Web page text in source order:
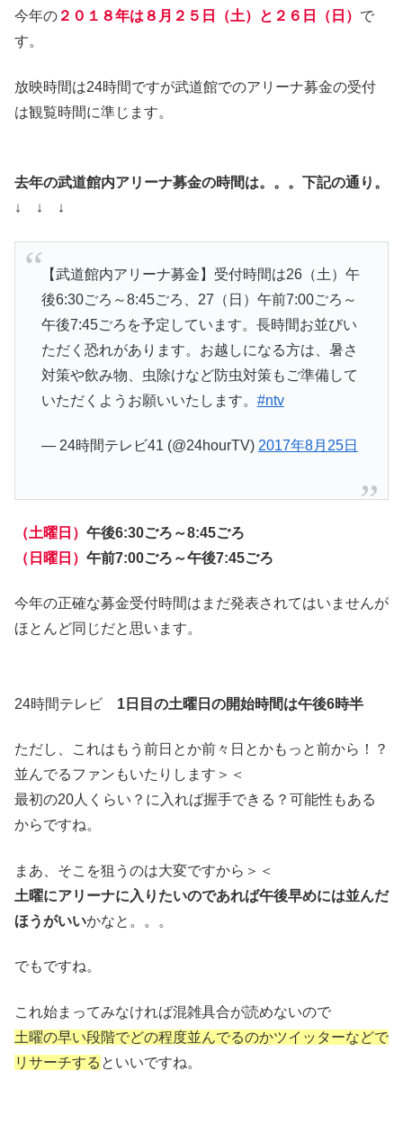
今年の ２０１８年は８月２５日（土）と２６日（日） で
す。
放映時間は24時間ですが武道館でのアリーナ募金の受付
は観覧時間に準じます。
去年の武道館内アリーナ募金の時間は。。。下記の通り。
↓ ↓ ↓
【武道館内アリーナ募金】受付時間は26（土）午
後6:30ごろ～8:45ごろ、27（日）午前7:00ごろ～
午後7:45ごろを予定しています。長時間お並びい
ただく恐れがあります。お越しになる方は、暑さ
対策や飲み物、虫除けなど防虫対策もご準備して
いただくようお願いいたします。 #ntv
— 24時間テレビ41 (@24hourTV) 2017年8月25日
（土曜日） 午後6:30ごろ～8:45ごろ
（日曜日） 午前7:00ごろ～午後7:45ごろ
今年の正確な募金受付時間はまだ発表されてはいませんが
ほとんど同じだと思います。
24時間テレビ 1日目の土曜日の開始時間は午後6時半
ただし、これはもう前日とか前々日とかもっと前から！？
並んでるファンもいたりします＞＜
最初の20人くらい？に入れば握手できる？可能性もある
からですね。
まあ、そこを狙うのは大変ですから＞＜
土曜にアリーナに入りたいのであれば午後早めには並んだ
ほうがいいかなと。。。
でもですね。
これ始まってみなければ混雑具合が読めないので
土曜の早い段階でどの程度並んでるのかツイッターなどで
リサーチする といいですね。